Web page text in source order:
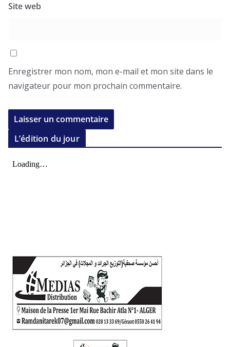
Site web
Enregistrer mon nom, mon e-mail et mon site dans le
navigateur pour mon prochain commentaire.
L’édition du jour